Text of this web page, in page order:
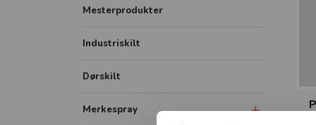
Markering
Vikeplikt og forskjørsrett
Vassdrag forbudsskilt
Vassdrag underskilt
IMO Safety signs
IMO Combination signs
Mesterprodukter
Industriskilt
Dørskilt
Merkespray